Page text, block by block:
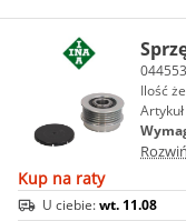
Ilość
Kup na raty
U ciebie:wt. 11.08